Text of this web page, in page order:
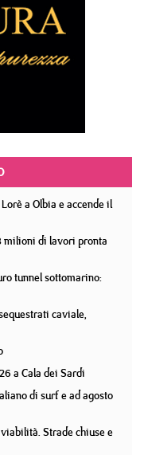
a Olbia e accende il
milioni di lavori pronta
tunnel sottomarino:
caviale,
a Cala dei Sardi
di surf e ad agosto
Strade chiuse e